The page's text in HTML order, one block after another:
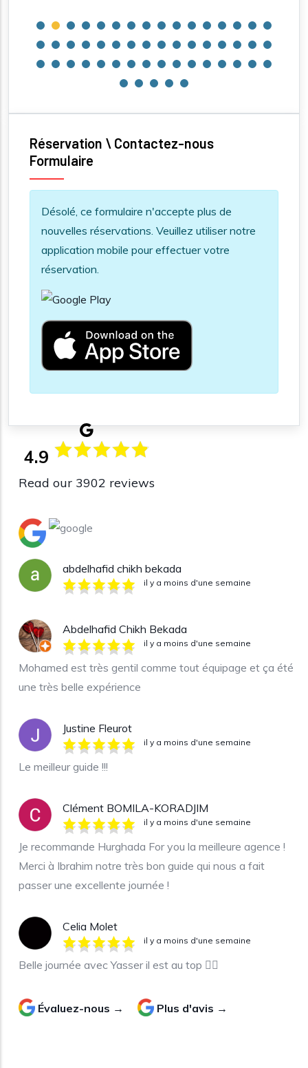
Réservation \ Contactez-nous
Formulaire
Information message
Désolé, ce formulaire n'accepte plus de
nouvelles réservations. Veuillez utiliser notre
application mobile pour effectuer votre
réservation.
4.9
Read our 3902 reviews
abdelhafid chikh bekada
il y a moins d'une semaine
Abdelhafid Chikh Bekada
il y a moins d'une semaine
Mohamed est très gentil comme tout équipage et ça été
une très belle expérience
Justine Fleurot
il y a moins d'une semaine
Le meilleur guide !!!
Clément BOMILA-KORADJIM
il y a moins d'une semaine
Je recommande Hurghada For you la meilleure agence !
Merci à Ibrahim notre très bon guide qui nous a fait
passer une excellente journée !
Celia Molet
il y a moins d'une semaine
Belle journée avec Yasser il est au top 👍🏼
Évaluez-nous → Plus d'avis →